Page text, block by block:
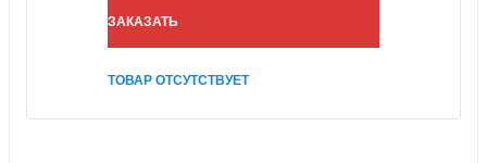
ЗАКАЗАТЬ
ТОВАР ОТСУТСТВУЕТ